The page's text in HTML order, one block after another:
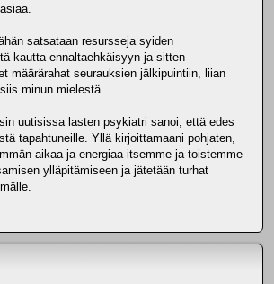
satsataan resursseja syiden
kautta ennaltaehkäisyyn ja sitten
määrärahat seurauksien jälkipuintiin, liian
minun mielestä.
uutisissa lasten psykiatri sanoi, että edes
tapahtuneille. Yllä kirjoittamaani pohjaten,
aikaa ja energiaa itsemme ja toistemme
ylläpitämiseen ja jätetään turhat